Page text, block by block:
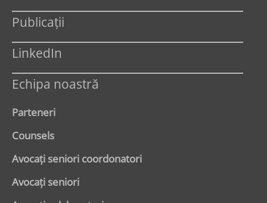
Publicații
LinkedIn
Echipa noastră
Parteneri
Counsels
Avocaţi seniori coordonatori
Avocaţi seniori